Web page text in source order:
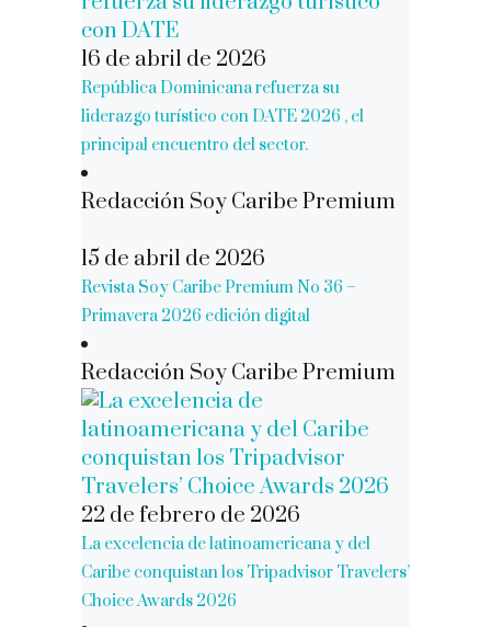
16 de abril de 2026
República Dominicana refuerza su
liderazgo turístico con DATE 2026 , el
principal encuentro del sector.
Redacción Soy Caribe Premium
15 de abril de 2026
Revista Soy Caribe Premium No 36 –
Primavera 2026 edición digital
Redacción Soy Caribe Premium
22 de febrero de 2026
La excelencia de latinoamericana y del
Caribe conquistan los Tripadvisor Travelers’
Choice Awards 2026